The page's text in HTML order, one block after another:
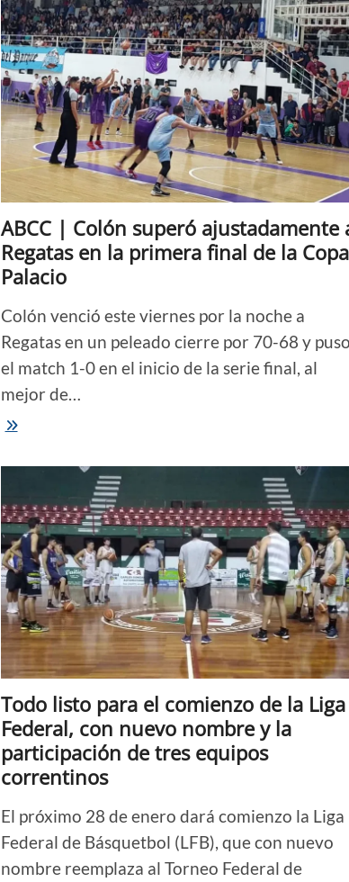
ABCC | Colón superó ajustadamente
Regatas en la primera final de la Copa
Palacio
Colón venció este viernes por la noche a
Regatas en un peleado cierre por 70-68 y puso
el match 1-0 en el inicio de la serie final, al
mejor de…
ABCC
superó
a
Regatas
en
la
primera
final
de
la
Copa
Palacio
Todo listo para el comienzo de la Liga
Federal, con nuevo nombre y la
participación de tres equipos
correntinos
El próximo 28 de enero dará comienzo la Liga
Federal de Básquetbol (LFB), que con nuevo
nombre reemplaza al Torneo Federal de